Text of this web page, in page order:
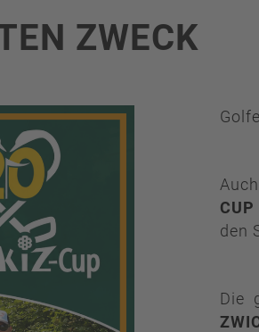
ZWECK
CUP
den
Die